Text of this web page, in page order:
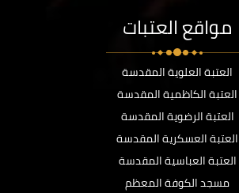
مواقع العتبات
العتبة العلوية المقدسة
العتبة الكاظمية المقدسة
العتبة الرضوية المقدسة
العتبة العسكرية المقدسة
العتبة العباسية المقدسة
مسجد الكوفة المعظم